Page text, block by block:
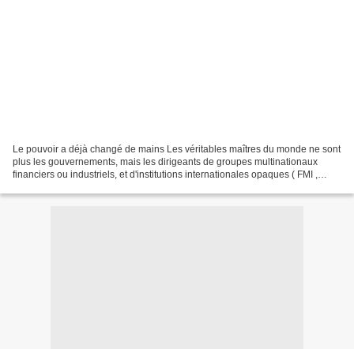
Le pouvoir a déjà changé de mains Les véritables maîtres du monde ne sont
plus les gouvernements, mais les dirigeants de groupes multinationaux
financiers ou industriels, et d'institutions internationales opaques ( FMI ,